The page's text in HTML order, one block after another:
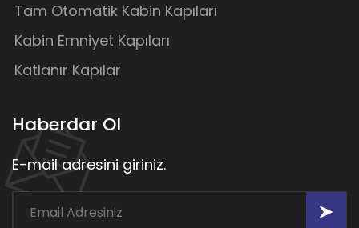
Tam Otomatik Kabin Kapıları
Kabin Emniyet Kapıları
Katlanır Kapılar
Haberdar Ol
E-mail adresini giriniz.